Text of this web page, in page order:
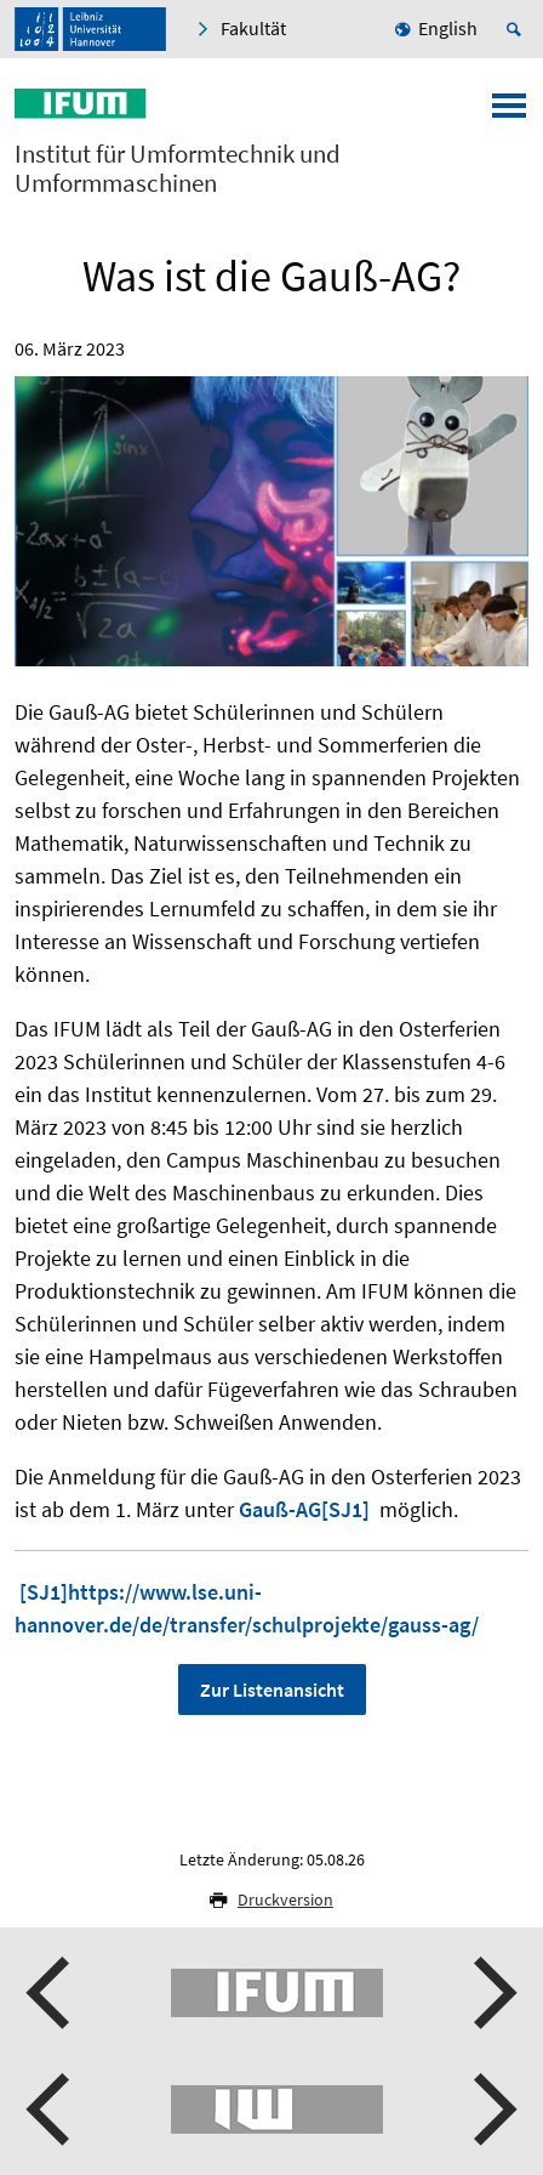
Fakultät English
Institut für Umformtechnik und
Umformmaschinen
Was ist die Gauß-AG?
06. März 2023
Die Gauß-AG bietet Schülerinnen und Schülern
während der Oster-, Herbst- und Sommerferien die
Gelegenheit, eine Woche lang in spannenden Projekten
selbst zu forschen und Erfahrungen in den Bereichen
Mathematik, Naturwissenschaften und Technik zu
sammeln. Das Ziel ist es, den Teilnehmenden ein
inspirierendes Lernumfeld zu schaffen, in dem sie ihr
Interesse an Wissenschaft und Forschung vertiefen
können.
Das IFUM lädt als Teil der Gauß-AG in den Osterferien
2023 Schülerinnen und Schüler der Klassenstufen 4-6
ein das Institut kennenzulernen. Vom 27. bis zum 29.
März 2023 von 8:45 bis 12:00 Uhr sind sie herzlich
eingeladen, den Campus Maschinenbau zu besuchen
und die Welt des Maschinenbaus zu erkunden. Dies
bietet eine großartige Gelegenheit, durch spannende
Projekte zu lernen und einen Einblick in die
Produktionstechnik zu gewinnen. Am IFUM können die
Schülerinnen und Schüler selber aktiv werden, indem
sie eine Hampelmaus aus verschiedenen Werkstoffen
herstellen und dafür Fügeverfahren wie das Schrauben
oder Nieten bzw. Schweißen Anwenden.
Die Anmeldung für die Gauß-AG in den Osterferien 2023
ist ab dem 1. März unterGauß-AG[SJ1] möglich.
[SJ1]https://www.lse.uni-
hannover.de/de/transfer/schulprojekte/gauss-ag/
Zur Listenansicht
Letzte Änderung: 05.08.26
Druckversion